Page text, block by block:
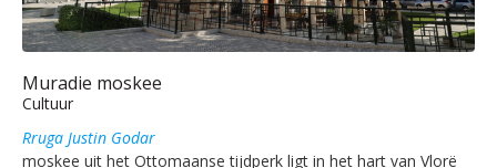
Muradie moskee
Cultuur
Rruga Justin Godar
moskee uit het Ottomaanse tijdperk ligt in het hart van Vlorë